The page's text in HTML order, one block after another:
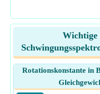
Wichtige
Rotationskonstante in